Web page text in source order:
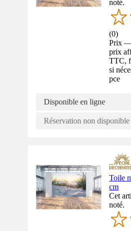
noté.
(0)
Prix —
prix
TTC,
si
pce
Disponible en ligne
Réservation non disponible
Toile
cm
Cet
noté.